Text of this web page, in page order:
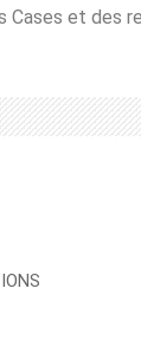
Cases et des